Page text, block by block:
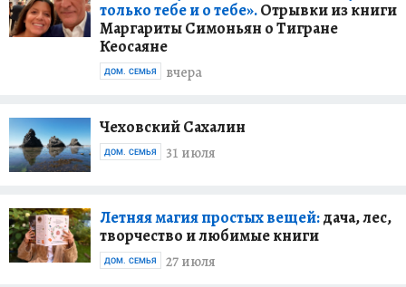
только тебе и о тебе».Отрывки из книги
Маргариты Симоньян о Тигране
Кеосаяне
вчера
ДОМ. СЕМЬЯ
Чеховский Сахалин
31 июля
ДОМ. СЕМЬЯ
Летняя магия простых вещей:дача, лес,
творчество и любимые книги
27 июля
ДОМ. СЕМЬЯ